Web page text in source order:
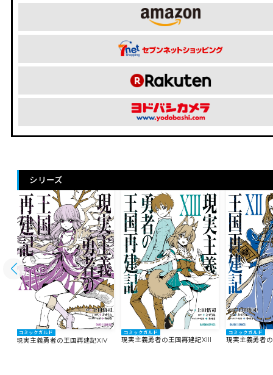
シリーズ
コミックガルド
現実主義勇者の王国再建記XIV
コミックガルド
現実主義勇者の王国再建記XIII
コミックガルド
現実主義勇者